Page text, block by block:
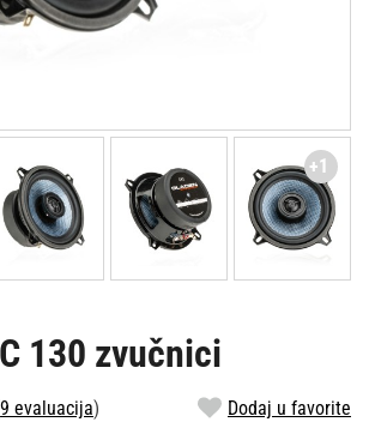
130 zvučnici
9 evaluacija) Dodaj u favorite
+1